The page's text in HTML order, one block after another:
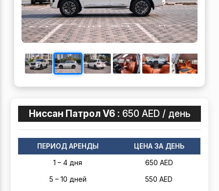
Ниссан Патрол V6 : 650 AED / день
ПЕРИОД АРЕНДЫ
ЦЕНА ЗА ДЕНЬ
1 – 4 дня
650 AED
5 – 10 дней
550 AED